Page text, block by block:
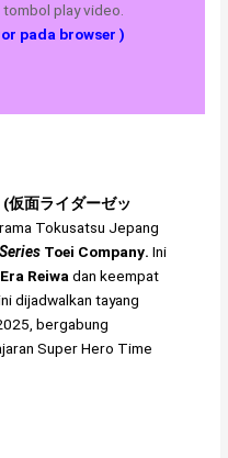
play video.
pada browser )
(仮面ライダーゼッ
Tokusatsu Jepang
Toei Company.Ini
Era Reiwadan keempat
dijadwalkan tayang
bergabung
Super Hero Time